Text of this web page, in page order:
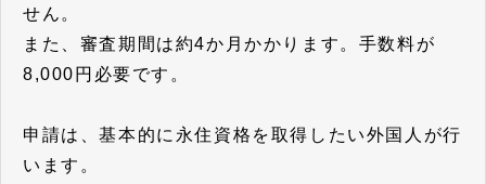
せん。
また、審査期間は約4か月かかります。手数料が
8,000円必要です。
申請は、基本的に永住資格を取得したい外国人が行
います。